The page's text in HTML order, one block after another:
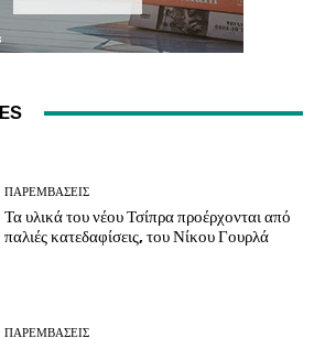
ΠΑΡΕΜΒΑΣΕΙΣ
Τα υλικά του νέου Τσίπρα προέρχονται από
παλιές κατεδαφίσεις, του Νίκου Γουρλά
ΠΑΡΕΜΒΑΣΕΙΣ